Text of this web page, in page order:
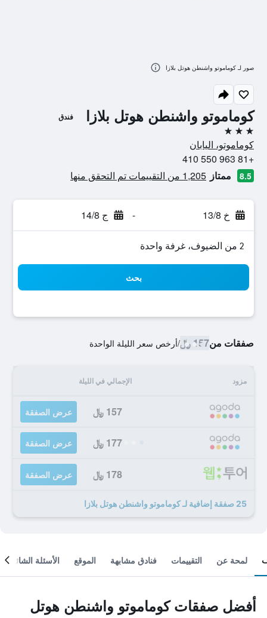
كوماموتو واشنطن هوتل بلازا فندق
3 نجوم
كوماموتو، اليابان
+81 963 550 410
8.5 ممتاز 1,205 من التقييمات تم التحقق منها
خ 13/8 - ج 14/8
2 من الضيوف، غرفة واحدة
بحث
صفقات من157 ﷼ /أرخص سعر الليلة الواحدة
مزود الإجمالي في الليلة
157 ﷼ عرض الصفقة
177 ﷼ عرض الصفقة
178 ﷼ عرض الصفقة
25 صفقة إضافية لـ كوماموتو واشنطن هوتل بلازا
صور لـ كوماموتو واشنطن هوتل بلازا
لمحة عن التقييمات فنادق مشابهة الموقع الأسئلة الشائعة
أفضل صفقات كوماموتو واشنطن هوتل